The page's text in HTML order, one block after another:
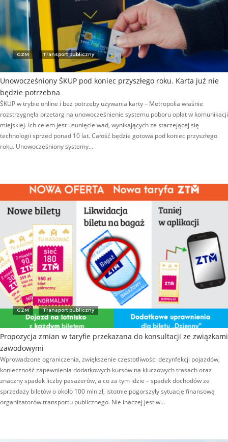
GZM Transport publiczny
Unowocześniony ŚKUP pod koniec przyszłego roku. Karta już nie
będzie potrzebna
ŚKUP w trybie online i bez potrzeby używania karty – Metropolia właśnie
rozstrzygnęła przetarg na unowocześnienie systemu poboru opłat w komunikacji
miejskiej. Ich celem jest usunięcie wad, wynikających ze starzejącej się
technologii sprzed ponad 10 lat. Całość będzie gotowa pod koniec przyszłego
roku. Unowocześniony systemy…
GZM Transport publiczny
Propozycja zmian w taryfie przekazana do konsultacji ze związkami
zawodowymi
Wprowadzone ograniczenia, zwiększenie częstotliwości dezynfekcji pojazdów,
konieczność zapewnienia dodatkowych kursów na kluczowych trasach oraz
znaczny spadek liczby pasażerów, a co za tym idzie – spadek dochodów ze
sprzedaży biletów o około 100 mln zł, istotnie pogorszyły sytuację finansową
organizatorów transportu publicznego. Nie inaczej jest w…